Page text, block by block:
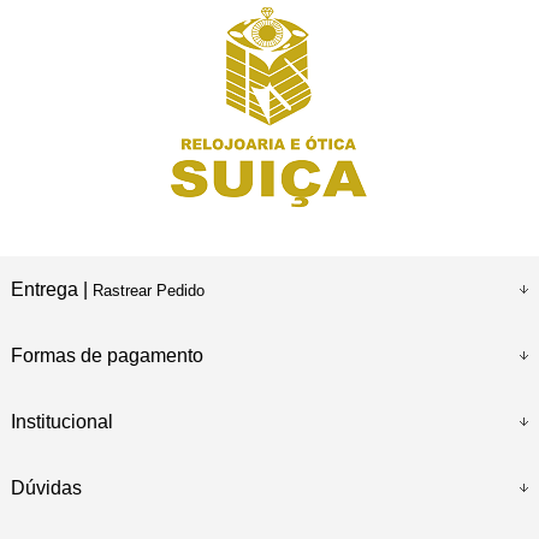
Entrega | Rastrear Pedido
Formas de pagamento
Institucional
Dúvidas